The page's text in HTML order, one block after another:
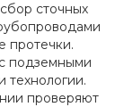
сточных
протечки.
подземными
технологии.
проверяют